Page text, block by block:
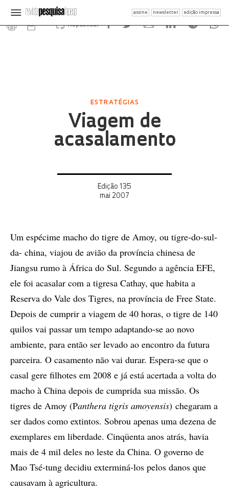
assine newsletter edição impressa
Republicar
ESTRATÉGIAS
Viagem de
acasalamento
Edição 135
mai 2007
Um espécime macho do tigre de Amoy, ou tigre-do-sul-
da- china, viajou de avião da província chinesa de
Jiangsu rumo à África do Sul. Segundo a agência EFE,
ele foi acasalar com a tigresa Cathay, que habita a
Reserva do Vale dos Tigres, na província de Free State.
Depois de cumprir a viagem de 40 horas, o tigre de 140
quilos vai passar um tempo adaptando-se ao novo
ambiente, para então ser levado ao encontro da futura
parceira. O casamento não vai durar. Espera-se que o
casal gere filhotes em 2008 e já está acertada a volta do
macho à China depois de cumprida sua missão. Os
tigres de Amoy (Panthera tigris amoyensis) chegaram a
ser dados como extintos. Sobrou apenas uma dezena de
exemplares em liberdade. Cinqüenta anos atrás, havia
mais de 4 mil deles no leste da China. O governo de
Mao Tsé-tung decidiu exterminá-los pelos danos que
causavam à agricultura.